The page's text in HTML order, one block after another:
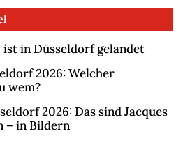
ist in Düsseldorf gelandet
2026: Welcher
wem?
2026: Das sind Jacques
– in Bildern